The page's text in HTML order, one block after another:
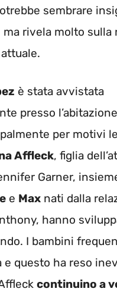
sembrare
ma rivela molto sulla
è stata avvistata
presso
per motivi
Affleck, figlia
Garner,
e Max nati dalla
hanno
I bambini
e questo ha reso
continuino a